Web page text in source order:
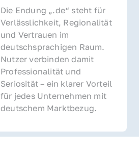
Die Endung „.de“ steht für
Verlässlichkeit, Regionalität
und Vertrauen im
deutschsprachigen Raum.
Nutzer verbinden damit
Professionalität und
Seriosität – ein klarer Vorteil
für jedes Unternehmen mit
deutschem Marktbezug.